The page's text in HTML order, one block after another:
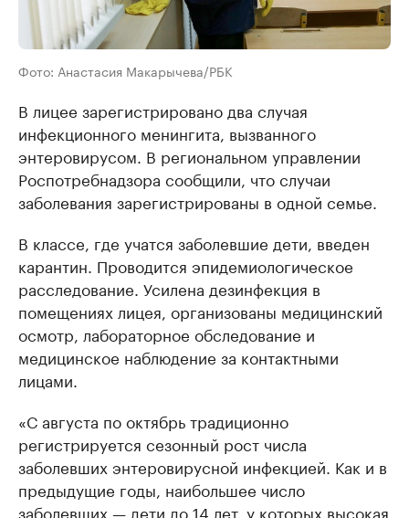
Фото: Анастасия Макарычева/РБК
В лицее зарегистрировано два случая
инфекционного менингита, вызванного
энтеровирусом. В региональном управлении
Роспотребнадзора сообщили, что случаи
заболевания зарегистрированы в одной семье.
В классе, где учатся заболевшие дети, введен
карантин. Проводится эпидемиологическое
расследование. Усилена дезинфекция в
помещениях лицея, организованы медицинский
осмотр, лабораторное обследование и
медицинское наблюдение за контактными
лицами.
«С августа по октябрь традиционно
регистрируется сезонный рост числа
заболевших энтеровирусной инфекцией. Как и в
предыдущие годы, наибольшее число
заболевших — дети до 14 лет, у которых высокая